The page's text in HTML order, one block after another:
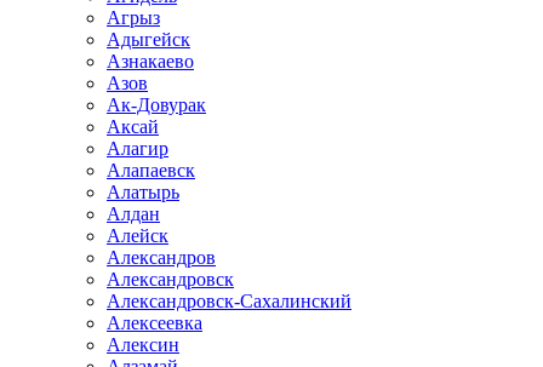
Агрыз
Адыгейск
Азнакаево
Азов
Ак-Довурак
Аксай
Алагир
Алапаевск
Алатырь
Алдан
Алейск
Александров
Александровск
Александровск-Сахалинский
Алексеевка
Алексин